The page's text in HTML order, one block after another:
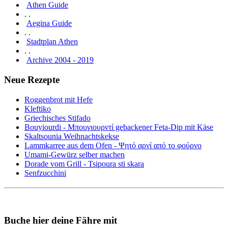
Athen Guide
. .
Aegina Guide
. .
Stadtplan Athen
. .
Archive 2004 - 2019
Neue Rezepte
Roggenbrot mit Hefe
Kleftiko
Griechisches Stifado
Bouyiourdi - Μπουγιουρντί gebackener Feta-Dip mit Käse
Skaltsounia Weihnachtskekse
Lammkarree aus dem Ofen - Ψητό αρνί από το φούρνο
Umami-Gewürz selber machen
Dorade vom Grill - Tsipoura sti skara
Senfzucchini
Buche hier deine Fähre mit